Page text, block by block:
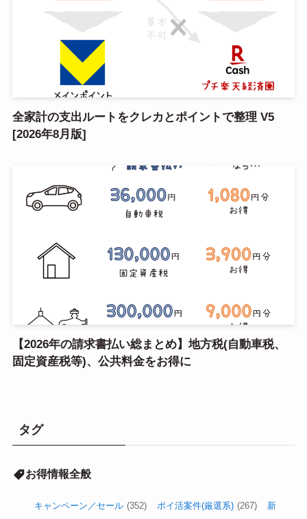
全家計の支出ルートをクレカとポイントで整理 V5
[2026年8月版]
【2026年の請求書払い総まとめ】地方税(自動車税、
固定資産税等)、公共料金をお得に
タグ
お得情報全般
キャンペーン／セール (352) ポイ活案件(厳選系) (267)
新